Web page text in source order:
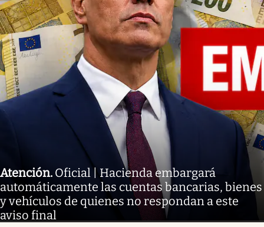
Atención. Oficial | Hacienda embargará
automáticamente las cuentas bancarias, bienes
y vehículos de quienes no respondan a este
aviso final